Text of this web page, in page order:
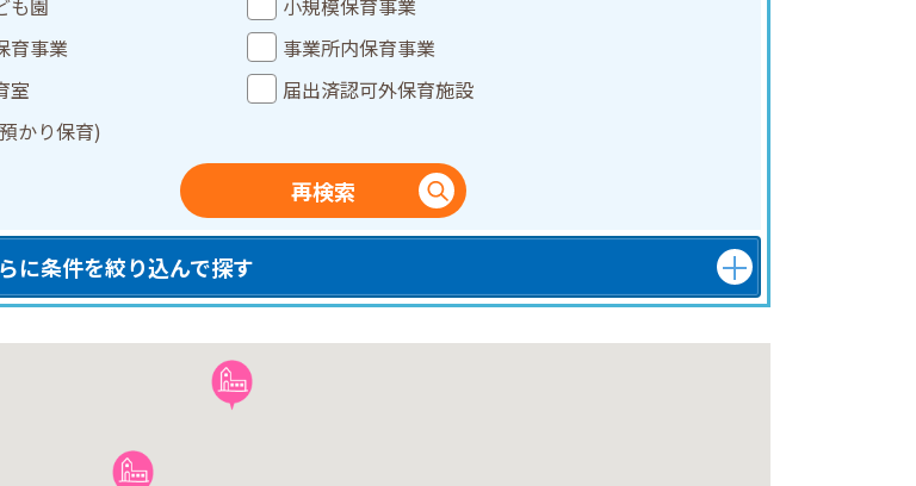
も園
小規模保育事業
育事業
事業所内保育事業
室
届出済認可外保育施設
かり保育)
再検索
に条件を絞り込んで探す